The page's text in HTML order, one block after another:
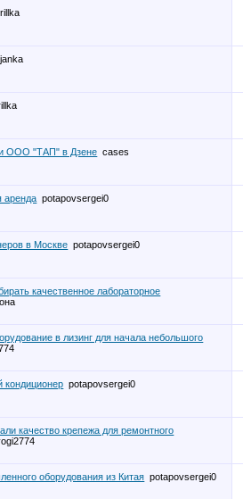
ООО "ТАП" в Дзене cases
аренда potapovsergei0
в Москве potapovsergei0
качественное лабораторное
в лизинг для начала небольшого
кондиционер potapovsergei0
качество крепежа для ремонтного
оборудования из Китая potapovsergei0